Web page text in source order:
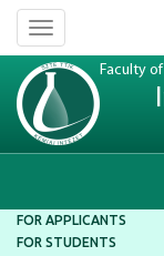
Toggle
navigation
Faculty
FOR APPLICANTS
FOR STUDENTS